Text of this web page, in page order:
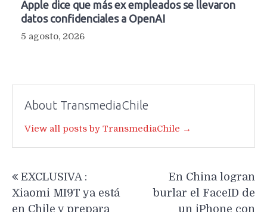
Apple dice que más ex empleados se llevaron
datos confidenciales a OpenAI
5 agosto, 2026
About TransmediaChile
View all posts by TransmediaChile →
de
entradas
EXCLUSIVA :
Xiaomi MI9T ya está
en Chile y prepara
En China logran
burlar el FaceID de
un iPhone con